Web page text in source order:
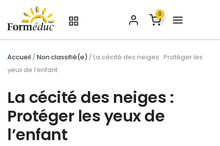
0
Accueil /Non classifié(e) / La cécité des neiges : Protéger les
yeux de l’enfant
La cécité des neiges :
Protéger les yeux de
l’enfant